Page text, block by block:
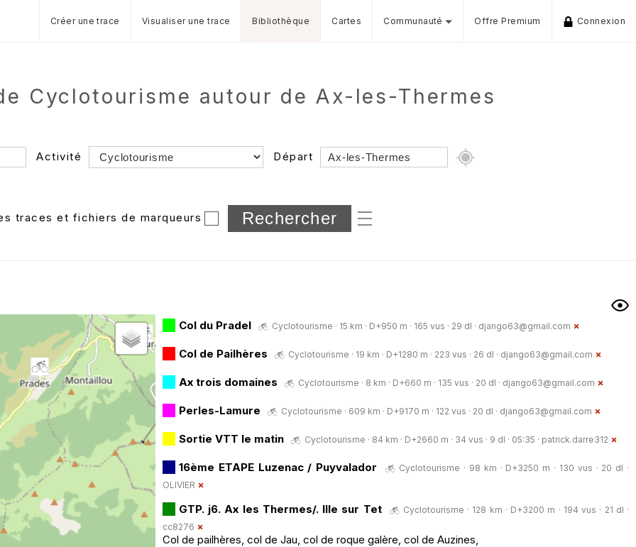
Créer une trace Visualiser une trace Bibliothèque Cartes Communauté Offre Premium Connexion
Cyclotourisme autour de Ax-les-Thermes
Activité Départ
Dossier
et sous-dossiers
traces et fichiers de marqueurs
Col du Pradel Cyclotourisme · 15 km · D+950 m · 165 vus · 29 dl · django63@gmail.com
Col de Pailhères Cyclotourisme · 19 km · D+1280 m · 223 vus · 26 dl · django63@gmail.com
Ax trois domaines Cyclotourisme · 8 km · D+660 m · 135 vus · 20 dl · django63@gmail.com
Perles-Lamure Cyclotourisme · 609 km · D+9170 m · 122 vus · 20 dl · django63@gmail.com
Sortie VTT le matin Cyclotourisme · 84 km · D+2660 m · 34 vus · 9 dl · 05:35 · patrick.darre312
16ème ETAPE Luzenac / Puyvalador
Cyclotourisme · 98 km · D+3250 m · 130 vus · 20 dl ·
OLIVIER
GTP. j6. Ax les Thermes/. Ille sur Tet
Cyclotourisme · 128 km · D+3200 m · 194 vus · 21 dl ·
cc8276
Col de pailhères, col de Jau, col de roque galère, col de Auzines,